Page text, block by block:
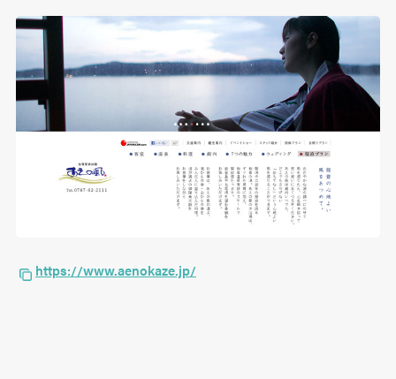
https://www.aenokaze.jp/